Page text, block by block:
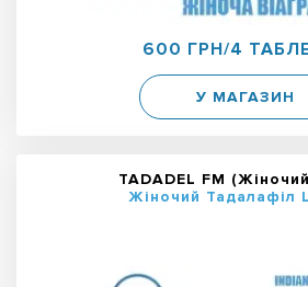
600 ГРН/4
У МАГАЗИН
TADADEL FM
Жіночий Тадалафіл